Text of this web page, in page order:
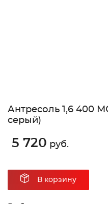
Антресоль 1,6 400
серый)
5 720 руб.
В корзину